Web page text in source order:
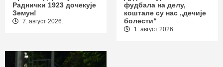
Раднички 1923 дочекује
Земун!
7. август 2026.
фудбала на делу,
коштале су нас „дечије
болести“
1. август 2026.